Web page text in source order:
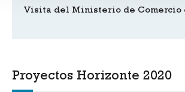
Visita del Ministerio de Comercio
Proyectos Horizonte 2020